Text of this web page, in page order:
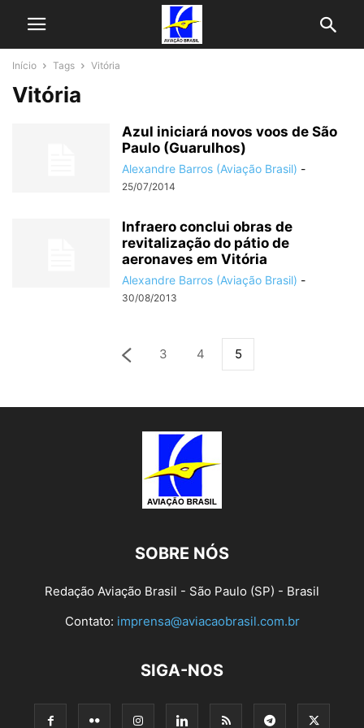
Início Tags Vitória
Vitória
Azul iniciará novos voos de São
Paulo (Guarulhos)
Alexandre Barros (Aviação Brasil) -
25/07/2014
Infraero conclui obras de
revitalização do pátio de
aeronaves em Vitória
Alexandre Barros (Aviação Brasil) -
30/08/2013
3 4 5
SOBRE NÓS
Redação Aviação Brasil - São Paulo (SP) - Brasil
Contato: imprensa@aviacaobrasil.com.br
SIGA-NOS